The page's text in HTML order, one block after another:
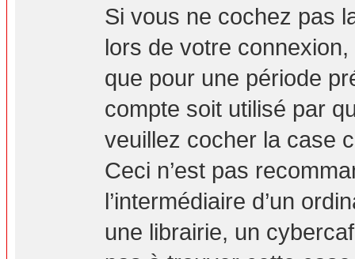
Si vous ne cochez pas
lors de votre
que pour une période
compte soit utilisé par
veuillez cocher la case
Ceci n’est pas
l’intermédiaire d’un
une librairie, un